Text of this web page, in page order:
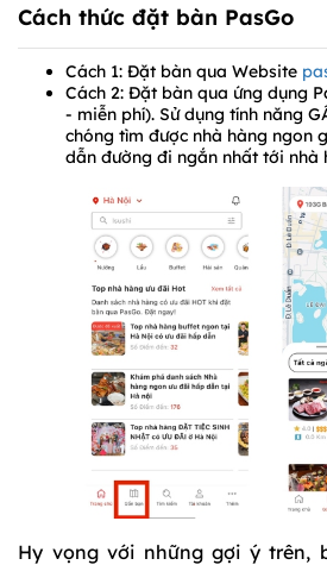
Cách thức đặt bàn PasGo
Cách 1: Đặt bàn qua Website
Cách 2: Đặt bàn qua ứng dụng
- miễn phí). Sử dụng tính năng
chóng tìm được nhà hàng ngon
dẫn đường đi ngắn nhất tới nhà
Hy vọng với những gợi ý trên,